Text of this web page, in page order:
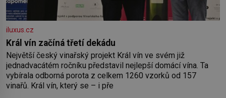
iluxus.cz
Král vín začíná třetí dekádu
Největší český vinařský projekt Král vín ve svém již
jednadvacátém ročníku představil nejlepší domácí vína. Ta
vybírala odborná porota z celkem 1260 vzorků od 157
vinařů. Král vín, který se – i pře